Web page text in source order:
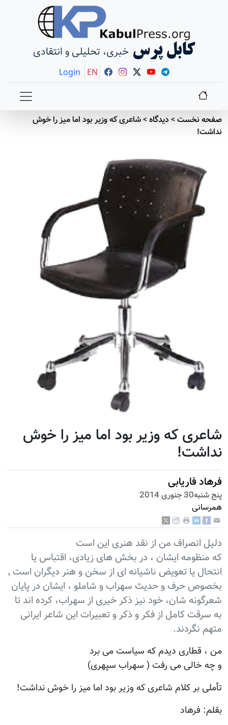
کابل پرس خبری، تحلیلی و انتقادی
Login EN
صفحه نخست> دیدگاه>شاعری که وزیر بود اما میز را خوش
نداشت!
شاعری که وزیر بود اما میز را خوش
نداشت!
فرهاد فاریابی
پنج شنبه30 جنوری 2014
همرسانی
دلیل انصراف من از نقد هنری این است
که منظومه ایشان ، در بخش های زیادی، اقتباس یا
انتحال یا تعویض ناشیانه ای از سخن و هنر دیگران است ٬
بخصوص حرف و حدیث سهراب و شاملو ، ایشان در پایان
شعرگونه شان، خود نیز ذکر خیری از سهراب، کرده اند تا
به سرقت کامل از فکر و ذکر و تعبیرات این شاعر ایرانی
متهم نگردند.
من ، قطاری دیدم که سیاست می برد
و چه خالی می رفت ( سهراب سپهری)
تأملی بر کلام شاعری که وزیر بود اما میز را خوش نداشت!
بقلم: فرهاد